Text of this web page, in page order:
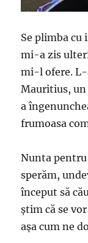
Se plimba cu
mi-a zis
mi-l ofere. L-
Mauritius, un
a
frumoasa
Nunta
sperăm,
început să
ştim că se
aşa cum ne